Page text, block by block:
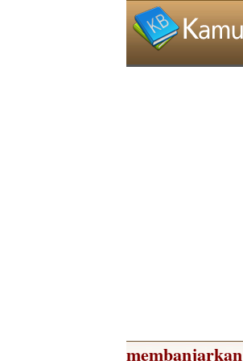
membanjarkan